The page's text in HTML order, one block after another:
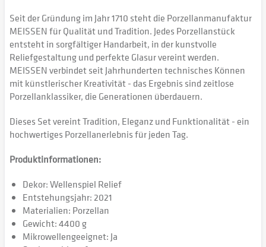
Seit der Gründung im Jahr 1710 steht die Porzellanmanufaktur
MEISSEN für Qualität und Tradition. Jedes Porzellanstück
entsteht in sorgfältiger Handarbeit, in der kunstvolle
Reliefgestaltung und perfekte Glasur vereint werden.
MEISSEN verbindet seit Jahrhunderten technisches Können
mit künstlerischer Kreativität - das Ergebnis sind zeitlose
Porzellanklassiker, die Generationen überdauern.
Dieses Set vereint Tradition, Eleganz und Funktionalität - ein
hochwertiges Porzellanerlebnis für jeden Tag.
Produktinformationen:
Dekor: Wellenspiel Relief
Entstehungsjahr: 2021
Materialien: Porzellan
Gewicht: 4400 g
Mikrowellengeeignet: Ja